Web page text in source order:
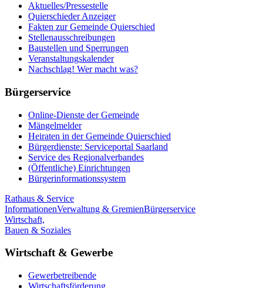
Aktuelles/Pressestelle
Quierschieder Anzeiger
Fakten zur Gemeinde Quierschied
Stellenausschreibungen
Baustellen und Sperrungen
Veranstaltungskalender
Nachschlag! Wer macht was?
Bürgerservice
Online-Dienste der Gemeinde
Mängelmelder
Heiraten in der Gemeinde Quierschied
Bürgerdienste: Serviceportal Saarland
Service des Regionalverbandes
(Öffentliche) Einrichtungen
Bürgerinformationssystem
Rathaus & Service
InformationenVerwaltung & GremienBürgerservice
Wirtschaft,
Bauen & Soziales
Wirtschaft & Gewerbe
Gewerbetreibende
Wirtschaftsförderung